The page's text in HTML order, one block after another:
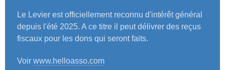
Le Levier est officiellement reconnu d'intérêt général
depuis l'été 2025. A ce titre il peut délivrer des reçus
fiscaux pour les dons qui seront faits.
Voir www.helloasso.com